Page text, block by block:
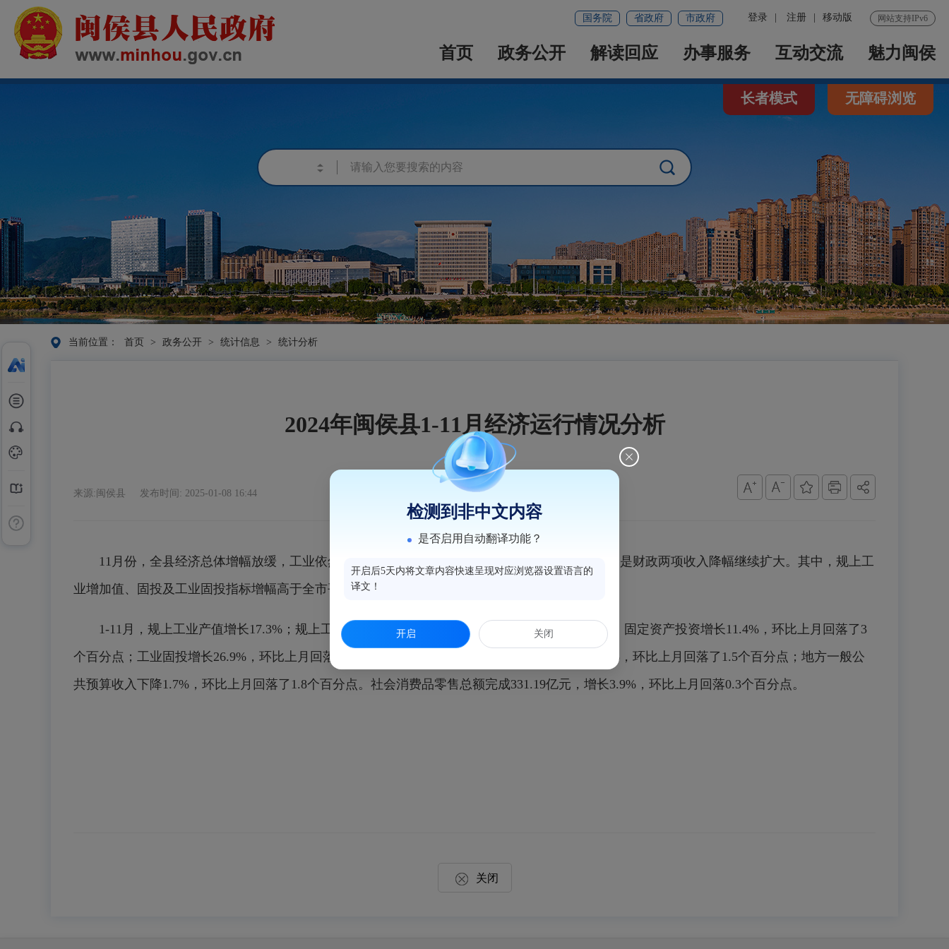
网站支持IPv6
登录 注册 移动版
国务院 省政府 市政府
首页 政务公开 解读回应 办事服务 互动交流 魅力闽侯
长者模式 无障碍浏览
当前位置： 首页 > 政务公开 > 统计信息 > 统计分析
2024年闽侯县1-11月经济运行情况分析
来源:闽侯县 发布时间: 2025-01-08 16:44
11月份，全县经济总体增幅放缓，工业依然保持较高增长。多项指标增幅均呈回落态势，特别是财政两项收入降幅继续扩大。其中，规上工
业增加值、固投及工业固投指标增幅高于全市平均水平。
1-11月，规上工业产值增长17.3%；规上工业增加值增长18.5%，环比上月回落了0.8个百分点。固定资产投资增长11.4%，环比上月回落了3
个百分点；工业固投增长26.9%，环比上月回落了7.3个百分点。全县一般公共预算总收入下降1.7%，环比上月回落了1.5个百分点；地方一般公
共预算收入下降1.7%，环比上月回落了1.8个百分点。社会消费品零售总额完成331.19亿元，增长3.9%，环比上月回落0.3个百分点。
关闭
检测到非中文内容
是否启用自动翻译功能？
开启后5天内将文章内容快速呈现对应浏览器设置语言的
译文！
开启 关闭